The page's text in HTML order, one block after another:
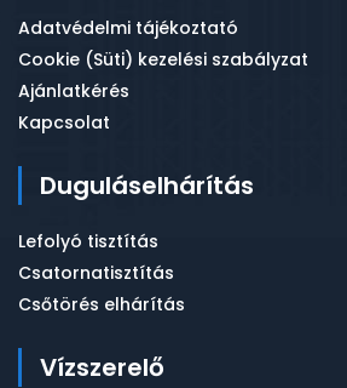
Adatvédelmi tájékoztató
Cookie (Süti) kezelési szabályzat
Ajánlatkérés
Kapcsolat
Duguláselhárítás
Lefolyó tisztítás
Csatornatisztítás
Csőtörés elhárítás
Vízszerelő